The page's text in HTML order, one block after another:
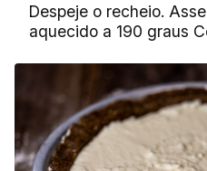
Despeje o recheio.
aquecido a 190 graus